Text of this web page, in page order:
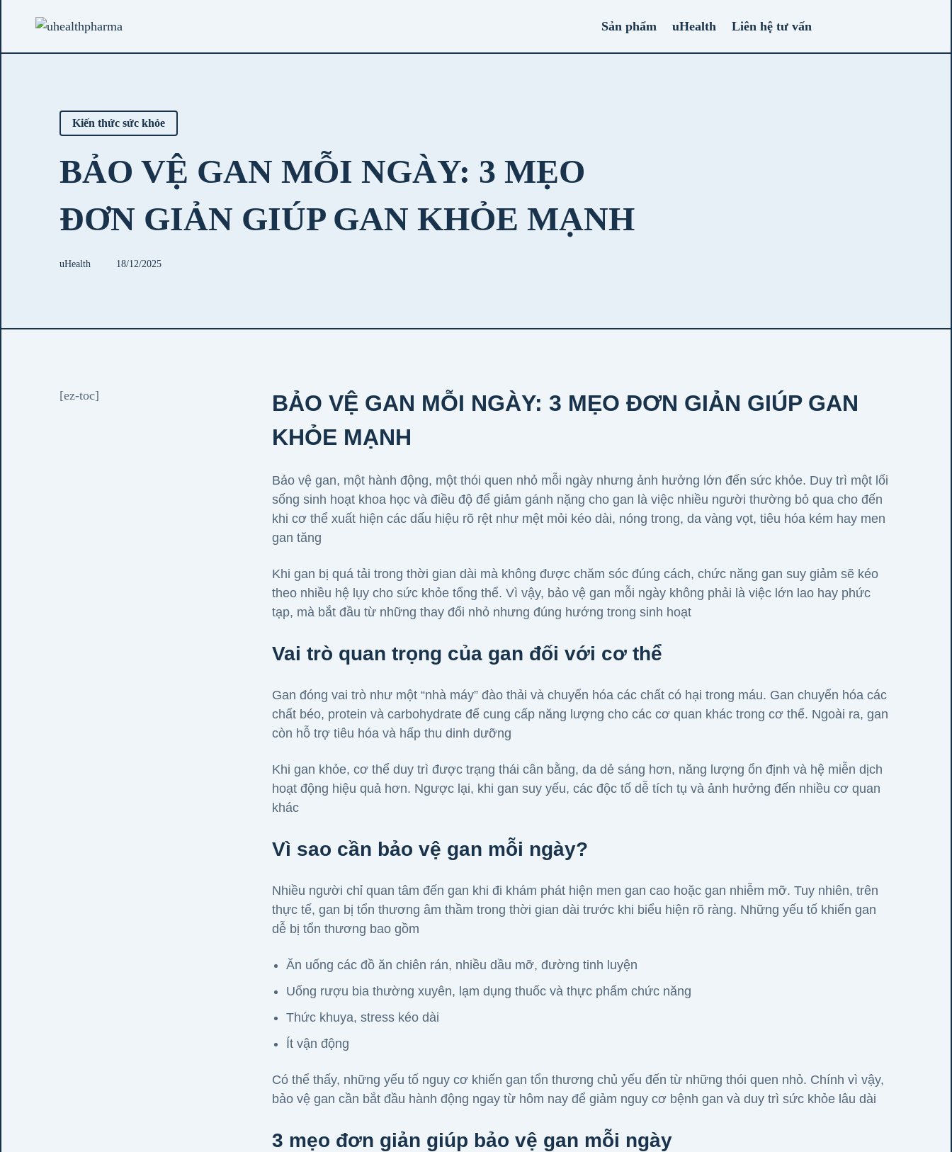
Sản phẩm uHealth Liên hệ tư vấn
Kiến thức sức khỏe
BẢO VỆ GAN MỖI NGÀY: 3 MẸO
ĐƠN GIẢN GIÚP GAN KHỎE MẠNH
uHealth 18/12/2025
[ez-toc]
BẢO VỆ GAN MỖI NGÀY: 3 MẸO ĐƠN GIẢN GIÚP GAN
KHỎE MẠNH
Bảo vệ gan, một hành động, một thói quen nhỏ mỗi ngày nhưng ảnh hưởng lớn đến sức khỏe. Duy trì một lối
sống sinh hoạt khoa học và điều độ để giảm gánh nặng cho gan là việc nhiều người thường bỏ qua cho đến
khi cơ thể xuất hiện các dấu hiệu rõ rệt như mệt mỏi kéo dài, nóng trong, da vàng vọt, tiêu hóa kém hay men
gan tăng
Khi gan bị quá tải trong thời gian dài mà không được chăm sóc đúng cách, chức năng gan suy giảm sẽ kéo
theo nhiều hệ lụy cho sức khỏe tổng thể. Vì vậy, bảo vệ gan mỗi ngày không phải là việc lớn lao hay phức
tạp, mà bắt đầu từ những thay đổi nhỏ nhưng đúng hướng trong sinh hoạt
Vai trò quan trọng của gan đối với cơ thể
Gan đóng vai trò như một “nhà máy” đào thải và chuyển hóa các chất có hại trong máu. Gan chuyển hóa các
chất béo, protein và carbohydrate để cung cấp năng lượng cho các cơ quan khác trong cơ thể. Ngoài ra, gan
còn hỗ trợ tiêu hóa và hấp thu dinh dưỡng
Khi gan khỏe, cơ thể duy trì được trạng thái cân bằng, da dẻ sáng hơn, năng lượng ổn định và hệ miễn dịch
hoạt động hiệu quả hơn. Ngược lại, khi gan suy yếu, các độc tố dễ tích tụ và ảnh hưởng đến nhiều cơ quan
khác
Vì sao cần bảo vệ gan mỗi ngày?
Nhiều người chỉ quan tâm đến gan khi đi khám phát hiện men gan cao hoặc gan nhiễm mỡ. Tuy nhiên, trên
thực tế, gan bị tổn thương âm thầm trong thời gian dài trước khi biểu hiện rõ ràng. Những yếu tố khiến gan
dễ bị tổn thương bao gồm
Ăn uống các đồ ăn chiên rán, nhiều dầu mỡ, đường tinh luyện
Uống rượu bia thường xuyên, lạm dụng thuốc và thực phẩm chức năng
Thức khuya, stress kéo dài
Ít vận động
Có thể thấy, những yếu tố nguy cơ khiến gan tổn thương chủ yếu đến từ những thói quen nhỏ. Chính vì vậy,
bảo vệ gan cần bắt đầu hành động ngay từ hôm nay để giảm nguy cơ bệnh gan và duy trì sức khỏe lâu dài
3 mẹo đơn giản giúp bảo vệ gan mỗi ngày